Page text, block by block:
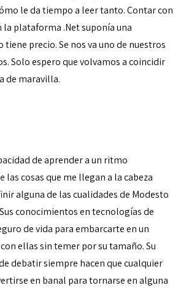
le da tiempo a leer tanto. Contar con
plataforma .Net suponía una
precio. Se nos va uno de nuestros
Solo espero que volvamos a coincidir
de maravilla.
de aprender a un ritmo
las cosas que me llegan a la cabeza
alguna de las cualidades de Modesto
conocimientos en tecnologías de
de vida para embarcarte en un
ellas sin temer por su tamaño. Su
debatir siempre hacen que cualquier
en banal para tornarse en alguna